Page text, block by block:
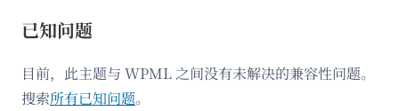
已知问题
目前，此主题与 WPML 之间没有未解决的兼容性问题。
搜索所有已知问题。